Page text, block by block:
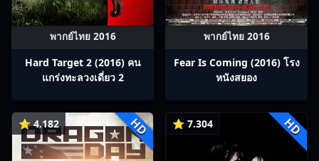
พากย์ไทย 2016
Hard Target 2 (2016) คน
แกร่งทะลวงเดี่ยว 2
พากย์ไทย 2016
Fear Is Coming (2016) โรง
หนังสยอง
⭐ 4.182 HD ⭐ 7.304 HD